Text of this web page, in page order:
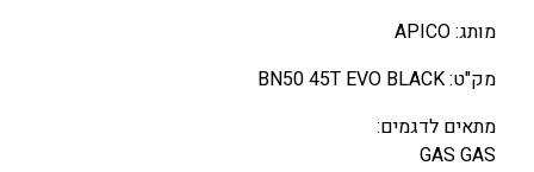
ו
י
ל
א
מותג: APICO
מק"ט: BN50 45T EVO BLACK
מתאים לדגמים:
GAS GAS